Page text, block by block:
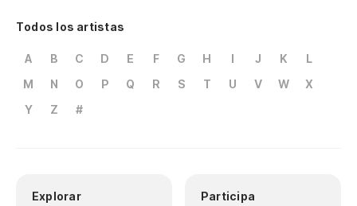
Todos los artistas
A B C D E F G H I J K
L
M
N O P Q R S T U V W
X
Y
Z #
Explorar Participa